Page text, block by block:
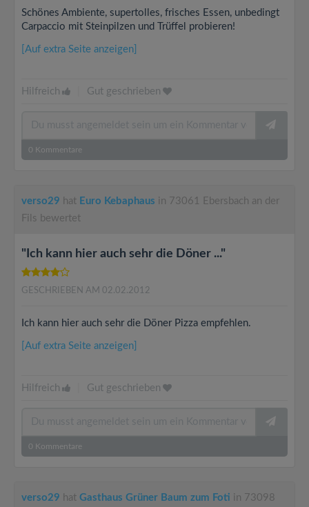
Schönes Ambiente, supertolles, frisches Essen, unbedingt
Carpaccio mit Steinpilzen und Trüffel probieren!
[Auf extra Seite anzeigen]
Hilfreich Gut geschrieben
0 Kommentare
verso29 hat Euro Kebaphaus in 73061 Ebersbach an der
Fils bewertet
"Ich kann hier auch sehr die Döner ..."
GESCHRIEBEN AM 02.02.2012
Ich kann hier auch sehr die Döner Pizza empfehlen.
[Auf extra Seite anzeigen]
Hilfreich Gut geschrieben
0 Kommentare
verso29 hat Gasthaus Grüner Baum zum Foti in 73098